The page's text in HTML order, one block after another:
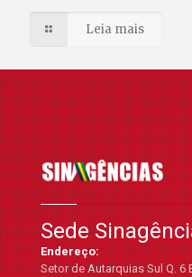
Leia mais
Sede
Endereço:
Setor de Autarquias Sul Q. 6